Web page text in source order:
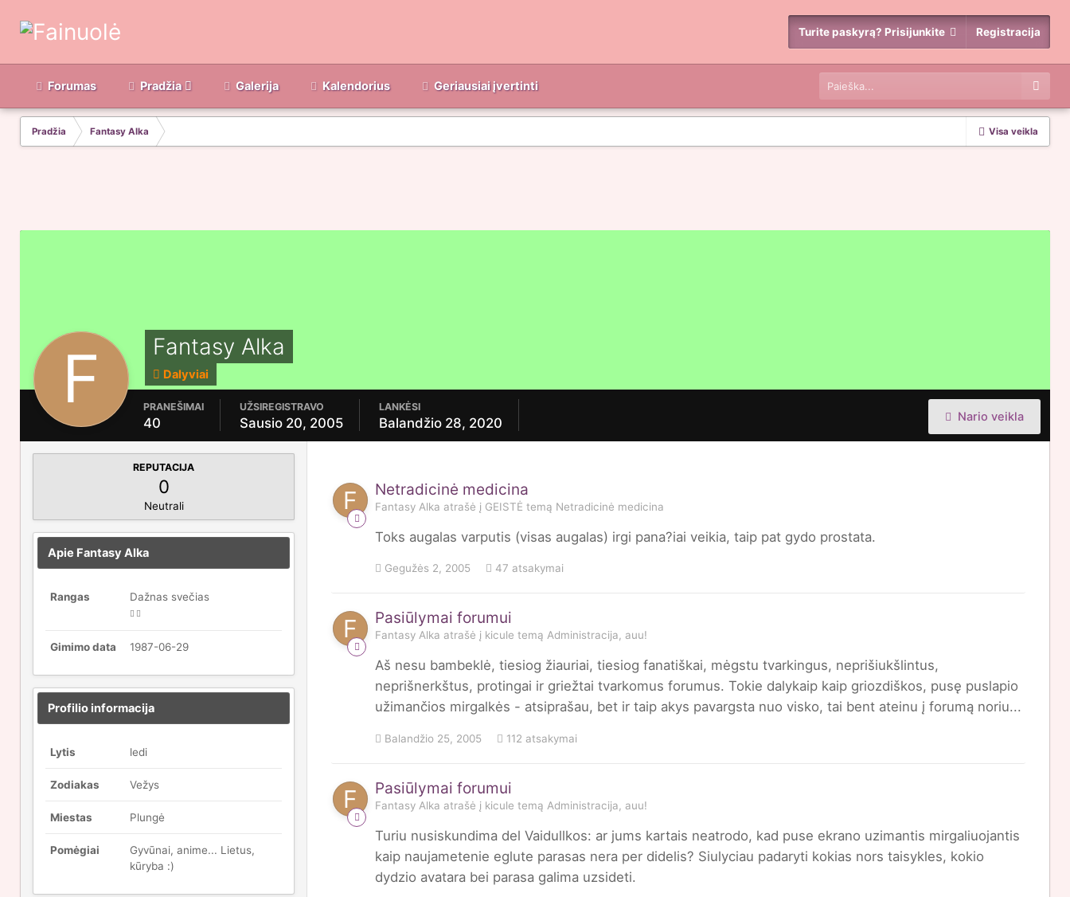
Turite paskyrą? Prisijunkite Registracija
Forumas Pradžia Galerija Kalendorius Geriausiai įvertinti
Visa veikla
Pradžia Fantasy Alka
Fantasy Alka
Dalyviai
Nario veikla
PRANEŠIMAI
40
UŽSIREGISTRAVO
Sausio 20, 2005
LANKĖSI
Balandžio 28, 2020
REPUTACIJA
0
Neutrali
Apie Fantasy Alka
Rangas Dažnas svečias
Gimimo data 1987-06-29
Profilio informacija
Lytis ledi
Zodiakas Vežys
Miestas Plungė
Pomėgiai
Gyvūnai, anime... Lietus,
kūryba :)
Netradicinė medicina
Fantasy Alka atrašė į GEISTĖ temą Netradicinė medicina
Toks augalas varputis (visas augalas) irgi pana?iai veikia, taip pat gydo prostata.
Gegužės 2, 2005 47 atsakymai
Pasiūlymai forumui
Fantasy Alka atrašė į kicule temą Administracija, auu!
Aš nesu bambeklė, tiesiog žiauriai, tiesiog fanatiškai, mėgstu tvarkingus, neprišiukšlintus,
neprišnerkštus, protingai ir griežtai tvarkomus forumus. Tokie dalykaip kaip griozdiškos, pusę puslapio
užimančios mirgalkės - atsiprašau, bet ir taip akys pavargsta nuo visko, tai bent ateinu į forumą noriu...
Balandžio 25, 2005 112 atsakymai
Pasiūlymai forumui
Fantasy Alka atrašė į kicule temą Administracija, auu!
Turiu nusiskundima del Vaidullkos: ar jums kartais neatrodo, kad puse ekrano uzimantis mirgaliuojantis
kaip naujametenie eglute parasas nera per didelis? Siulyciau padaryti kokias nors taisykles, kokio
dydzio avatara bei parasa galima uzsideti.